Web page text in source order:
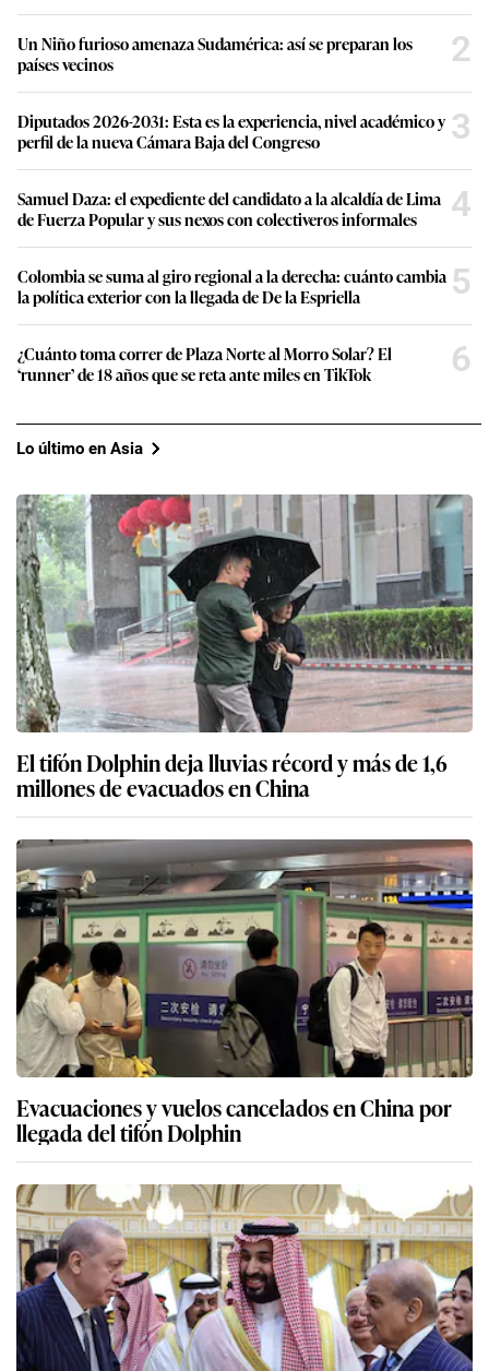
Un Niño furioso amenaza Sudamérica: así se preparan los
países vecinos
2
Diputados 2026-2031: Esta es la experiencia, nivel académico y
perfil de la nueva Cámara Baja del Congreso
3
Samuel Daza: el expediente del candidato a la alcaldía de Lima
de Fuerza Popular y sus nexos con colectiveros informales
4
Colombia se suma al giro regional a la derecha: cuánto cambia
la política exterior con la llegada de De la Espriella
5
¿Cuánto toma correr de Plaza Norte al Morro Solar? El
‘runner’ de 18 años que se reta ante miles en TikTok
6
Lo último en Asia
El tifón Dolphin deja lluvias récord y más de 1,6
millones de evacuados en China
Evacuaciones y vuelos cancelados en China por
llegada del tifón Dolphin